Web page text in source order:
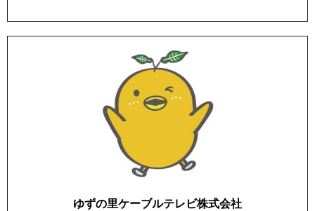
ゆずの里ケーブルテレビ株式会社